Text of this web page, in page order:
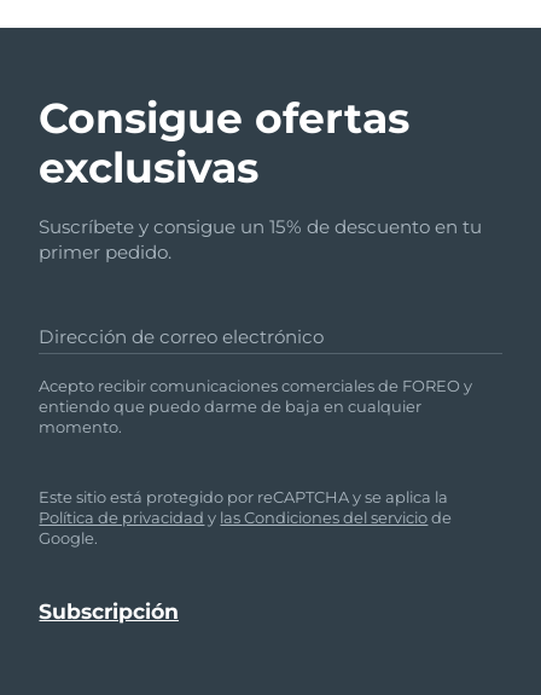
Consigue ofertas
exclusivas
Suscríbete y consigue un 15% de descuento en tu
primer pedido.
Dirección de correo electrónico
Acepto recibir comunicaciones comerciales de FOREO y
entiendo que puedo darme de baja en cualquier
momento.
Este sitio está protegido por reCAPTCHA y se aplica la
Política de privacidad y las Condiciones del serviciode
Google.